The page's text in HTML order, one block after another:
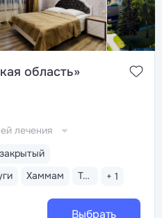
область»
Хаммам Тренажерный зал + 1
лечения
Выбрать